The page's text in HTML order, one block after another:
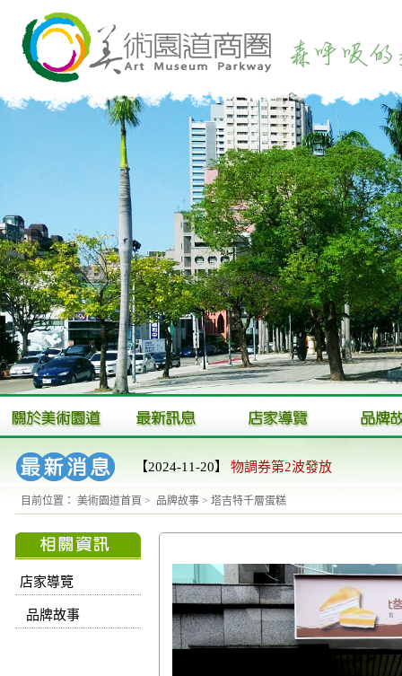
【2024-11-20】 物調券第2波發放
目前位置： 美術園道首頁 > 品牌故事 > 塔吉特千層蛋糕
店家導覽
品牌故事